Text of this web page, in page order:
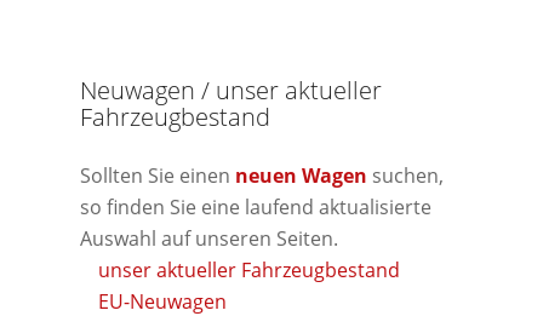
Neuwagen / unser aktueller
Fahrzeugbestand
Sollten Sie einen neuen Wagen suchen,
so finden Sie eine laufend aktualisierte
Auswahl auf unseren Seiten.
unser aktueller Fahrzeugbestand
EU-Neuwagen